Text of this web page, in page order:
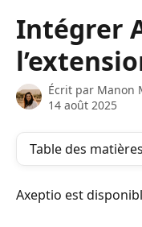
Intégrer
Écrit par Manon
14 août 2025
Table des matières
Axeptio est